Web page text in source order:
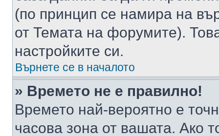
(по принцип се намира на
от Темата на форумите).
настройките си.
Върнете се в началото
» Времето не е правилно!
Времето най-вероятно е
часова зона от вашата. Ако